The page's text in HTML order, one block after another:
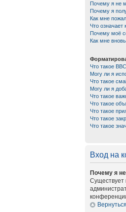
Почему я не
Почему я
Как мне
Что означает
Почему моё
Как мне
Что такое
Могу ли я
Что такое
Могу ли я
Что такое
Что такое
Что такое
Что такое
Что такое
Вход на
Почему я
Существует